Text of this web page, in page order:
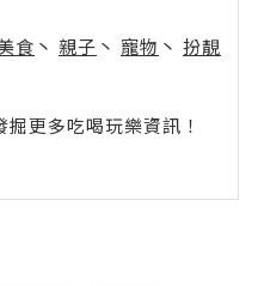
食 丶 親子 丶 寵物 丶 扮靚
更多吃喝玩樂資訊！